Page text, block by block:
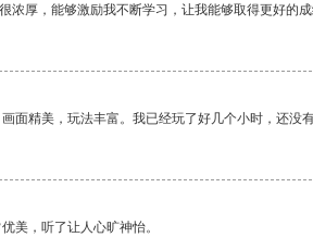
浓厚，能够激励我不断学习，让我能够取得更好的成
面精美，玩法丰富。我已经玩了好几个小时，还没有
美，听了让人心旷神怡。